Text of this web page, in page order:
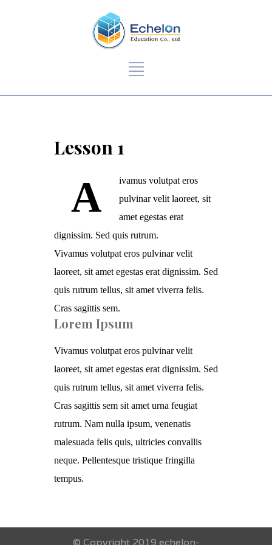
Lesson 1
A
ivamus volutpat eros
pulvinar velit laoreet, sit
amet egestas erat
dignissim. Sed quis rutrum.
Vivamus volutpat eros pulvinar velit
laoreet, sit amet egestas erat dignissim. Sed
quis rutrum tellus, sit amet viverra felis.
Cras sagittis sem.
Lorem Ipsum
Vivamus volutpat eros pulvinar velit
laoreet, sit amet egestas erat dignissim. Sed
quis rutrum tellus, sit amet viverra felis.
Cras sagittis sem sit amet urna feugiat
rutrum. Nam nulla ipsum, venenatis
malesuada felis quis, ultricies convallis
neque. Pellentesque tristique fringilla
tempus.